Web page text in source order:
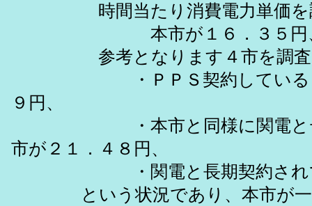
時間当たり消費電力単価を調
本市が１６．３５円
参考となります４市を調査
・ＰＰＳ契約している２市
９円、
・本市と同様に関電とデマ
市が２１．４８円、
・関電と長期契約されてい
という状況であり、本市が一番